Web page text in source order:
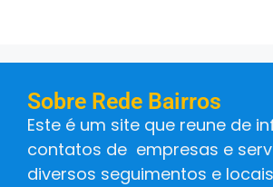
Sobre Rede Bairros
Este é um site que reune de
contatos de empresas e
diversos seguimentos e